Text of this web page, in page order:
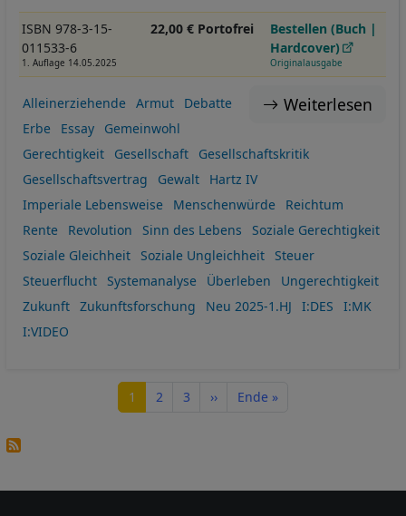
ISBN 978-3-15-
011533-6
1. Auflage 14.05.2025
22,00 € Portofrei
Bestellen (Buch |
Hardcover)
Originalausgabe
Weiterlesen
Alleinerziehende Armut
Debatte
Erbe
Essay
Gemeinwohl
Gerechtigkeit
Gesellschaft
Gesellschaftskritik
Gesellschaftsvertrag
Gewalt
Hartz IV
Imperiale Lebensweise
Menschenwürde
Reichtum
Rente
Revolution Sinn des Lebens
Soziale Gerechtigkeit
Soziale Gleichheit
Soziale Ungleichheit
Steuer
Steuerflucht
Systemanalyse Überleben
Ungerechtigkeit
Zukunft
Zukunftsforschung Neu 2025-1.HJ I:DES
I:MK
I:VIDEO
Seite
1 Seite
2 Seite
3 Nächste Seite
›› Letzte Seite
Ende »